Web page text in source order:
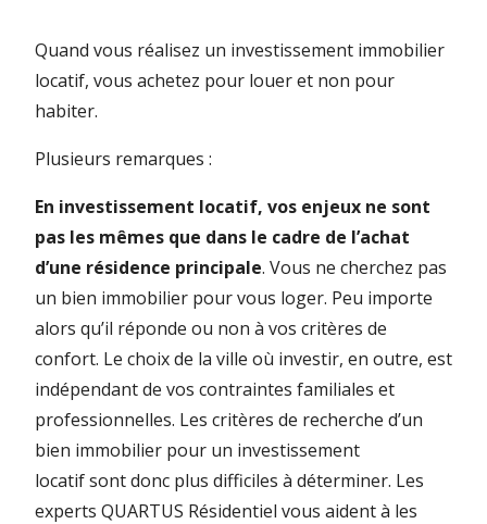
Quand vous réalisez un investissement immobilier
locatif, vous achetez pour louer et non pour
habiter.
Plusieurs remarques :
En investissement locatif, vos enjeux ne sont
pas les mêmes que dans le cadre de l’achat
d’une résidence principale. Vous ne cherchez pas
un bien immobilier pour vous loger. Peu importe
alors qu’il réponde ou non à vos critères de
confort. Le choix de la ville où investir, en outre, est
indépendant de vos contraintes familiales et
professionnelles. Les critères de recherche d’un
bien immobilier pour un investissement
locatif sont donc plus difficiles à déterminer. Les
experts QUARTUS Résidentiel vous aident à les